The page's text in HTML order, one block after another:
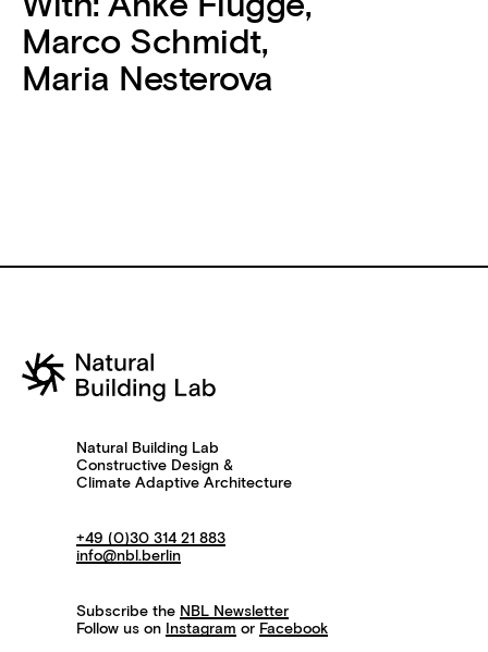
Marco Schmidt,
Maria Nesterova
Natural Building Lab
Constructive Design &
Climate Adaptive Architecture
+49 (0)30 314 21 883
info@nbl.berlin
Subscribe the NBL Newsletter
Follow us on
Instagram or Facebook